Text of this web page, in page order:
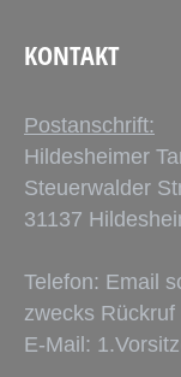
KONTAKT
Postanschrift:
Hildesheimer
Steuerwalder
31137
Telefon: Email
zwecks Rückruf
E-Mail: